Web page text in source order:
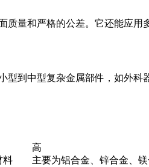
质量和严格的公差。它还能应用
到中型复杂金属部件，如外
高
料
主要为铝合金、锌合金、